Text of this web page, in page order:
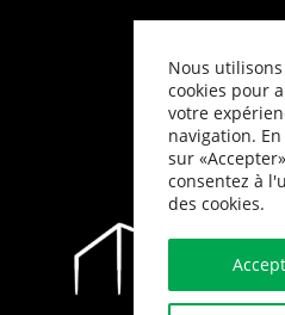
Nous
cookies pour
votre
navigation.
sur
consentez à
des cookies.